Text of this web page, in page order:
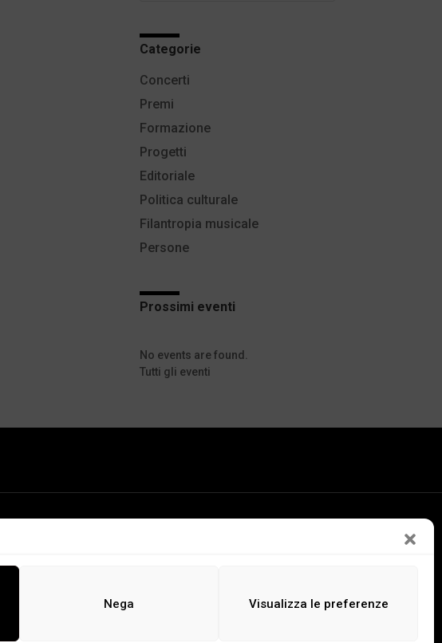
Nega Visualizza le preferenze
Categorie
Editoriale
Persone
Progetti
Premi
Politica culturale
Filantropia musicale
Formazione
Concerti
Prossimi eventi
No events are found.
Tutti gli eventi